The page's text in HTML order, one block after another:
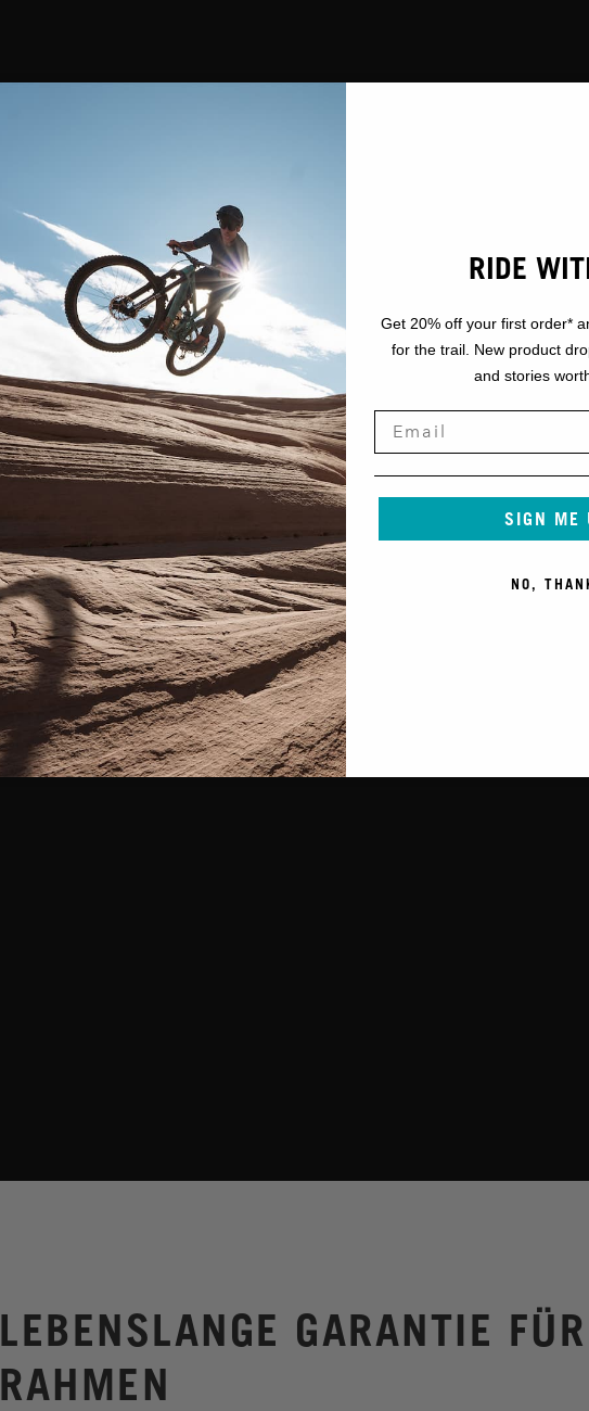
LEBENSLANGE GARANTIE
RAHMEN
RIDE
Get 20% off your first order*
for the trail. New product
and stories
SIGN ME
NO,